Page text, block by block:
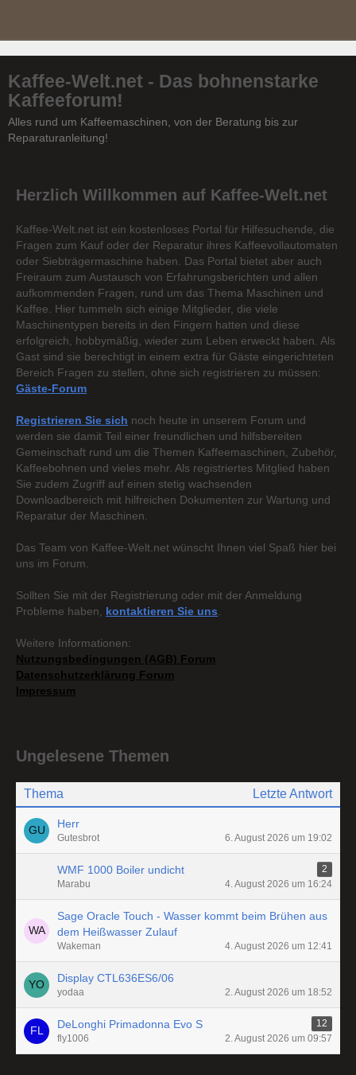
Kaffee-Welt.net - Das bohnenstarke
Kaffeeforum!
Alles rund um Kaffeemaschinen, von der Beratung bis zur
Reparaturanleitung!
Herzlich Willkommen auf Kaffee-Welt.net
Kaffee-Welt.net ist ein kostenloses Portal für Hilfesuchende, die
Fragen zum Kauf oder der Reparatur ihres Kaffeevollautomaten
oder Siebträgermaschine haben. Das Portal bietet aber auch
Freiraum zum Austausch von Erfahrungsberichten und allen
aufkommenden Fragen, rund um das Thema Maschinen und
Kaffee. Hier tummeln sich einige Mitglieder, die viele
Maschinentypen bereits in den Fingern hatten und diese
erfolgreich, hobbymäßig, wieder zum Leben erweckt haben. Als
Gast sind sie berechtigt in einem extra für Gäste eingerichteten
Bereich Fragen zu stellen, ohne sich registrieren zu müssen:
Gäste-Forum
Registrieren Sie sich noch heute in unserem Forum und
werden sie damit Teil einer freundlichen und hilfsbereiten
Gemeinschaft rund um die Themen Kaffeemaschinen, Zubehör,
Kaffeebohnen und vieles mehr. Als registriertes Mitglied haben
Sie zudem Zugriff auf einen stetig wachsenden
Downloadbereich mit hilfreichen Dokumenten zur Wartung und
Reparatur der Maschinen.
Das Team von Kaffee-Welt.net wünscht Ihnen viel Spaß hier bei
uns im Forum.
Sollten Sie mit der Registrierung oder mit der Anmeldung
Probleme haben, kontaktieren Sie uns
Weitere Informationen:
Nutzungsbedingungen (AGB) Forum
Datenschutzerklärung Forum
Impressum
Ungelesene Themen
Thema Letzte Antwort
Herr
Gutesbrot 6. August 2026 um 19:02
WMF 1000 Boiler undicht
2
Marabu
4. August 2026 um 16:24
Sage Oracle Touch - Wasser kommt beim Brühen aus
dem Heißwasser Zulauf
Wakeman 4. August 2026 um 12:41
Display CTL636ES6/06
yodaa 2. August 2026 um 18:52
DeLonghi Primadonna Evo S
12
fly1006
2. August 2026 um 09:57